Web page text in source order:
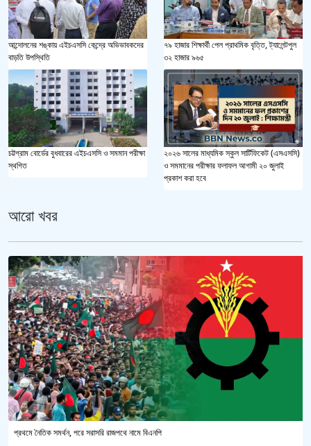
আন্দোলনের শঙ্কায় এইচএসসি কেন্দ্রে অভিভাবকদের
বাড়তি উপস্থিতি
৭৯ হাজার শিক্ষার্থী পেল প্রাথমিক বৃত্তি, ট্যালেন্টপুল
৩২ হাজার ৯৬৫
চট্টগ্রাম বোর্ডের বুধবারের এইচএসসি ও সমমান পরীক্ষা
স্থগিত
২০২৬ সালের মাধ্যমিক স্কুল সার্টিফিকেট (এসএসসি)
ও সমমানের পরীক্ষার ফলাফল আগামী ২০ জুলাই
প্রকাশ করা হবে
আরো খবর
প্রথমে নৈতিক সমর্থন, পরে সরাসরি রাজপথে নামে বিএনপি